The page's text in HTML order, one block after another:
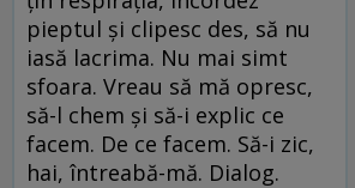
pieptul și clipesc des, să nu
iasă lacrima. Nu mai simt
sfoara. Vreau să mă opresc,
să-l chem și să-i explic ce
facem. De ce facem. Să-i zic,
hai, întreabă-mă. Dialog.